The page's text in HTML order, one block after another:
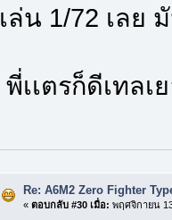
เล่น 1/72 เลย
พี่เเตรก็ดีเทลเ
Re: A6M2 Zero Fighter
« ตอบกลับ #30 เมื่อ: พฤศจิกายน